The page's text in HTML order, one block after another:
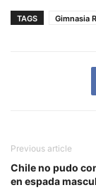
TAGS Gimnasia
Previous article
Chile no pudo
en espada